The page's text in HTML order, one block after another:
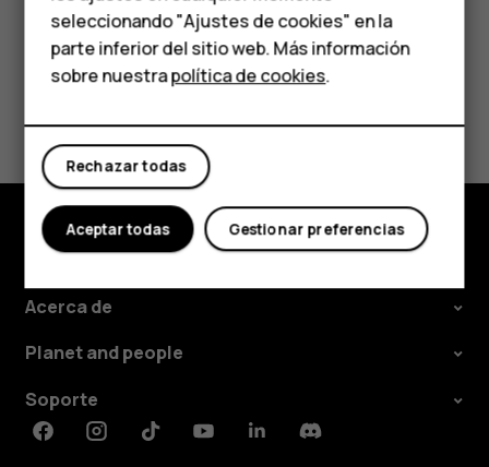
HMD Terra M
Comprar
Mi cuenta
Sí No
Comprar
Acerca de
Planet and people
Soporte
FacebookInstagramTiktokYoutubeLinkedinDiscord
seleccionando "Ajustes de cookies" en la
parte inferior del sitio web. Más información
sobre nuestrapolítica de cookies.
Rechazar todas
Gestionar preferencias
Aceptar todas